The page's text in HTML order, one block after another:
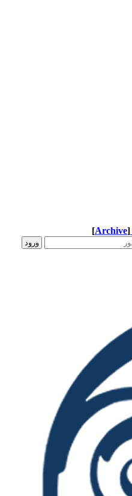
[